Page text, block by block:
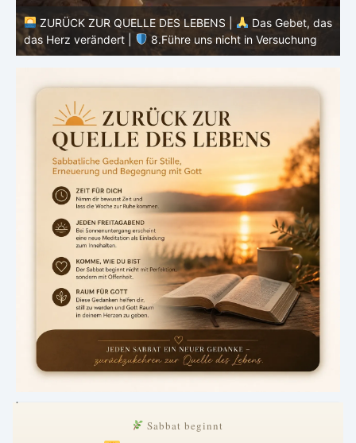
ZURÜCK ZUR QUELLE DES LEBENS |
Das Gebet, das
das Herz verändert |
7.Wie auch wir vergeben unsern
Schuldigern
.
Sabbat beginnt